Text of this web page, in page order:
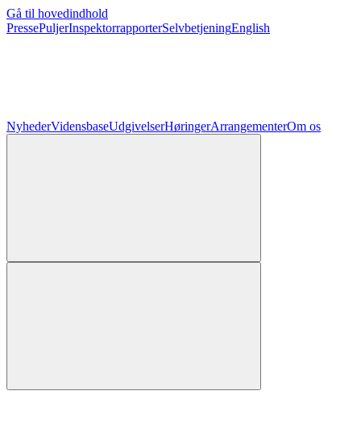
Gå til hovedindhold
PressePuljerInspektorrapporterSelvbetjeningEnglish
NyhederVidensbaseUdgivelserHøringerArrangementerOm os